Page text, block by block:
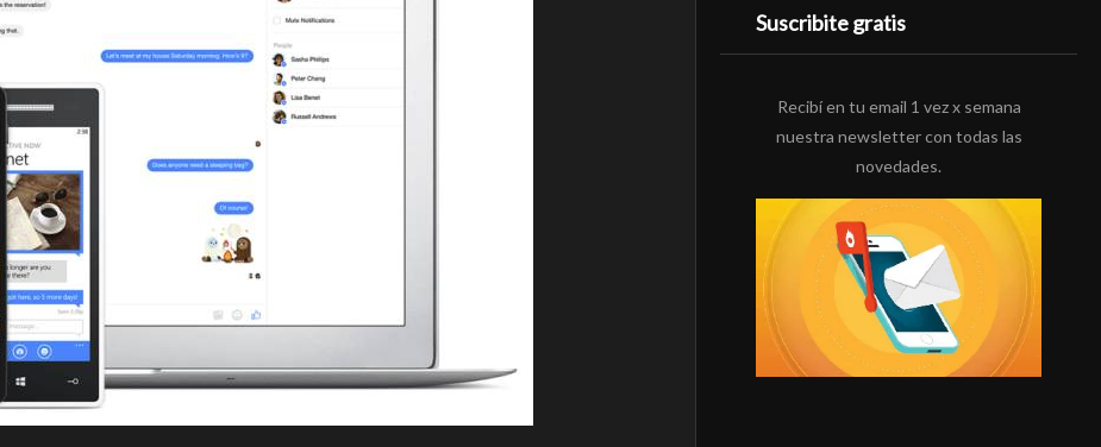
Suscribite gratis
Recibí en tu email 1 vez x semana
nuestra newsletter con todas las
novedades.